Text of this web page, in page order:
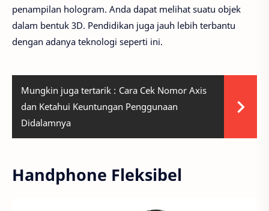
penampilan hologram. Anda dapat melihat suatu objek
dalam bentuk 3D. Pendidikan juga jauh lebih terbantu
dengan adanya teknologi seperti ini.
Mungkin juga tertarik : Cara Cek Nomor Axis
dan Ketahui Keuntungan Penggunaan
Didalamnya
Handphone Fleksibel